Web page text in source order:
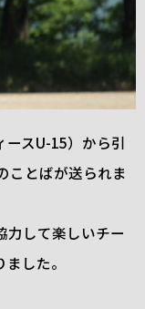
ースU-15）から引
ことばが送られま
力して楽しいチー
した。